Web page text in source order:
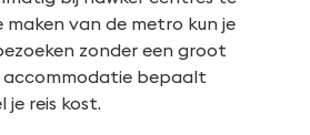
van de metro kun je
zonder een groot
accommodatie bepaalt
je reis kost.